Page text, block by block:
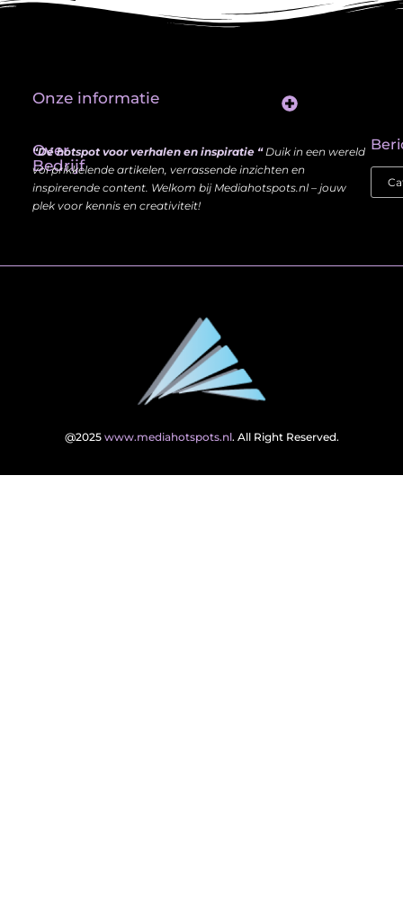
Over
Bedrijf
“Dé hotspot voor verhalen en inspiratie “Duik in een wereld
vol prikkelende artikelen, verrassende inzichten en
inspirerende content. Welkom bij Mediahotspots.nl – jouw
plek voor kennis en creativiteit!
Onze informatie
@2025 www.mediahotspots.nl. All Right Reserved.